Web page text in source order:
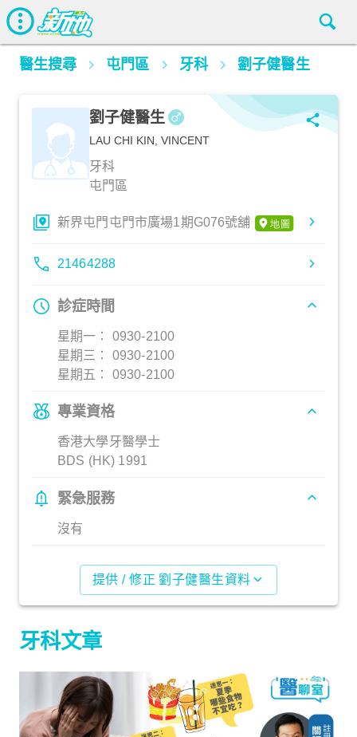
醫生搜尋 屯門區 牙科 劉子健醫生
劉子健醫生
LAU CHI KIN, VINCENT
牙科
屯門區
新界屯門屯門市廣場1期G076號舖
21464288
診症時間
星期一： 0930-2100
星期三： 0930-2100
星期五： 0930-2100
專業資格
香港大學牙醫學士
BDS (HK) 1991
緊急服務
沒有
提供 / 修正 劉子健醫生資料
牙科文章